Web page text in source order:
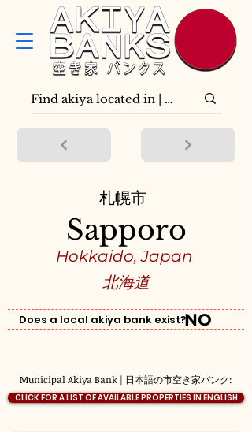
北海道
Does a local akiya bank exist?
Sapporo
Municipal Akiya Bank | 日本語の市空き家バンク:
Hokkaido, Japan
CLICK FOR A LIST OF AVAILABLE PROPERTIES IN ENGLISH
札幌市
NO